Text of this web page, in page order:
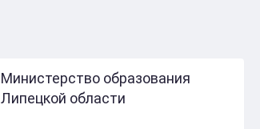
Министерство образования
Липецкой области